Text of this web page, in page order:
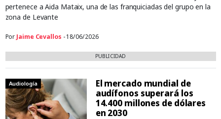
pertenece a Aida Mataix, una de las franquiciadas del grupo en la
zona de Levante
Por Jaime Cevallos - 18/06/2026
PUBLICIDAD
Audiología
El mercado mundial de
audífonos superará los
14.400 millones de dólares
en 2030